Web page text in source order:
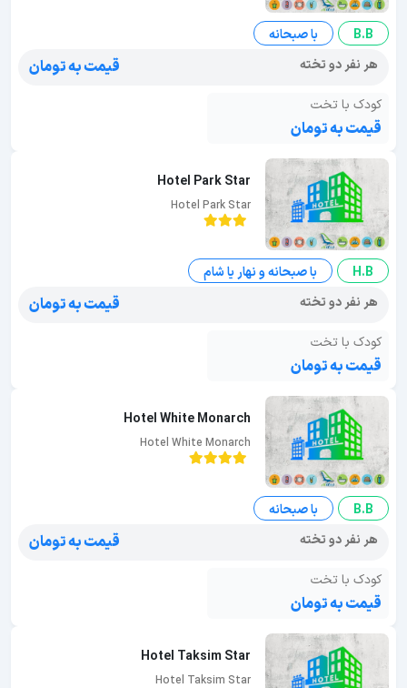
B.B
با صبحانه
هر نفر دو تخته
قیمت به تومان
کودک با تخت
قیمت به تومان
Hotel Park Star
Hotel Park Star
H.B
با صبحانه و نهار یا شام
هر نفر دو تخته
قیمت به تومان
کودک با تخت
قیمت به تومان
Hotel White Monarch
Hotel White Monarch
B.B
با صبحانه
هر نفر دو تخته
قیمت به تومان
کودک با تخت
قیمت به تومان
Hotel Taksim Star
Hotel Taksim Star